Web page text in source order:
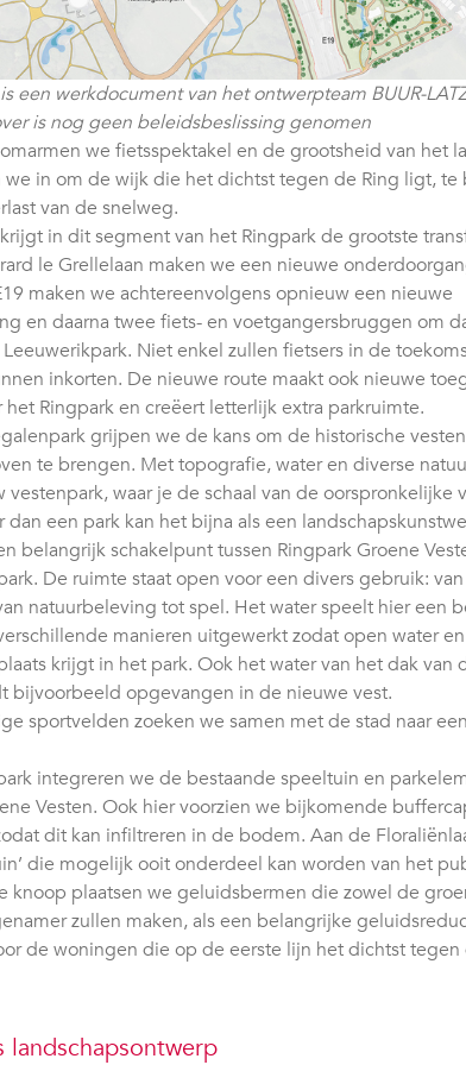
een werkdocument van het ontwerpteam BUUR-
is nog geen beleidsbeslissing genomen
we fietsspektakel en de grootsheid van het
we in om de wijk die het dichtst tegen de Ring ligt, te
van de snelweg.
in dit segment van het Ringpark de grootste
le Grellelaan maken we een nieuwe
maken we achtereenvolgens opnieuw een nieuwe
en daarna twee fiets- en voetgangersbruggen om
Niet enkel zullen fietsers in de
inkorten. De nieuwe route maakt ook nieuwe
het Ringpark en creëert letterlijk extra parkruimte.
grijpen we de kans om de historische
te brengen. Met topografie, water en diverse
vestenpark, waar je de schaal van de oorspronkelijke
dan een park kan het bijna als een
belangrijk schakelpunt tussen Ringpark Groene
De ruimte staat open voor een divers gebruik:
natuurbeleving tot spel. Het water speelt hier een
manieren uitgewerkt zodat open water
krijgt in het park. Ook het water van het dak van
bijvoorbeeld opgevangen in de nieuwe vest.
sportvelden zoeken we samen met de stad naar
integreren we de bestaande speeltuin en
Vesten. Ook hier voorzien we bijkomende
dit kan infiltreren in de bodem. Aan de
die mogelijk ooit onderdeel kan worden van het
knoop plaatsen we geluidsbermen die zowel de
zullen maken, als een belangrijke
de woningen die op de eerste lijn het dichtst tegen
landschapsontwerp